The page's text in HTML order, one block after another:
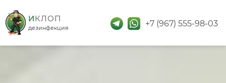
дезинфекция